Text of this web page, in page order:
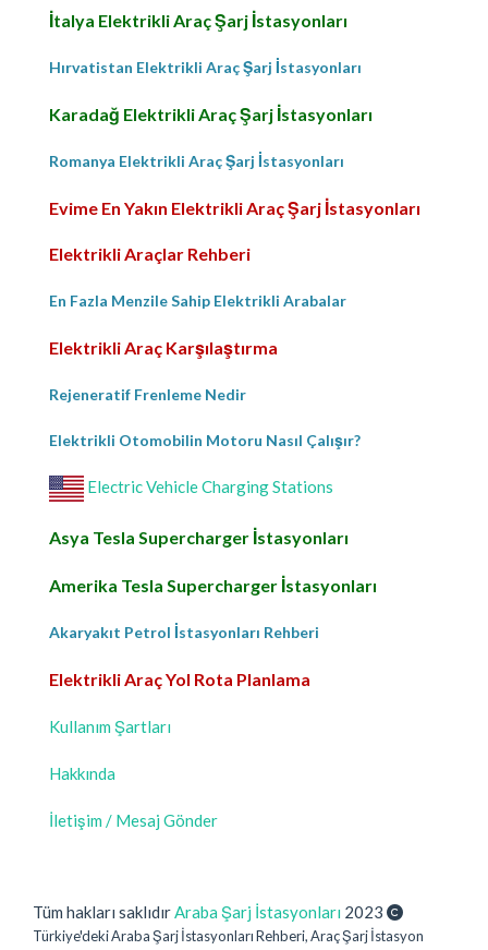
İtalya Elektrikli Araç Şarj İstasyonları
Hırvatistan Elektrikli Araç Şarj İstasyonları
Karadağ Elektrikli Araç Şarj İstasyonları
Romanya Elektrikli Araç Şarj İstasyonları
Evime En Yakın Elektrikli Araç Şarj İstasyonları
Elektrikli Araçlar Rehberi
En Fazla Menzile Sahip Elektrikli Arabalar
Elektrikli Araç Karşılaştırma
Rejeneratif Frenleme Nedir
Elektrikli Otomobilin Motoru Nasıl Çalışır?
Electric Vehicle Charging Stations
Asya Tesla Supercharger İstasyonları
Amerika Tesla Supercharger İstasyonları
Akaryakıt Petrol İstasyonları Rehberi
Elektrikli Araç Yol Rota Planlama
Kullanım Şartları
Hakkında
İletişim / Mesaj Gönder
Tüm hakları saklıdırAraba Şarj İstasyonları 2023
Türkiye'deki Araba Şarj İstasyonları Rehberi, Araç Şarj İstasyon